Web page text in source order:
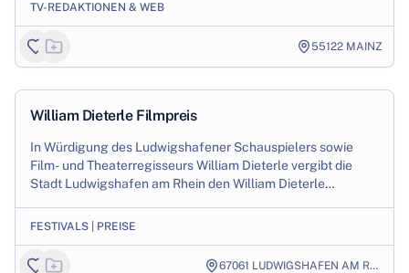
TV-REDAKTIONEN & WEB
55122 MAINZ
Production
William Dieterle Filmpreis
In Würdigung des Ludwigshafener Schauspielers sowie
Film- und Theaterregisseurs William Dieterle vergibt die
Stadt Ludwigshafen am Rhein den William Dieterle
FESTIVALS | PREISE
67061 LUDWIGSHAFEN AM RHEIN